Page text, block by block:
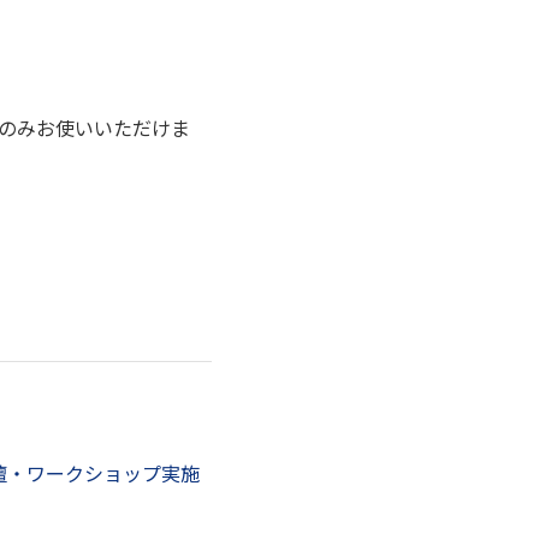
みお使いいただけま
ワークショップ実施